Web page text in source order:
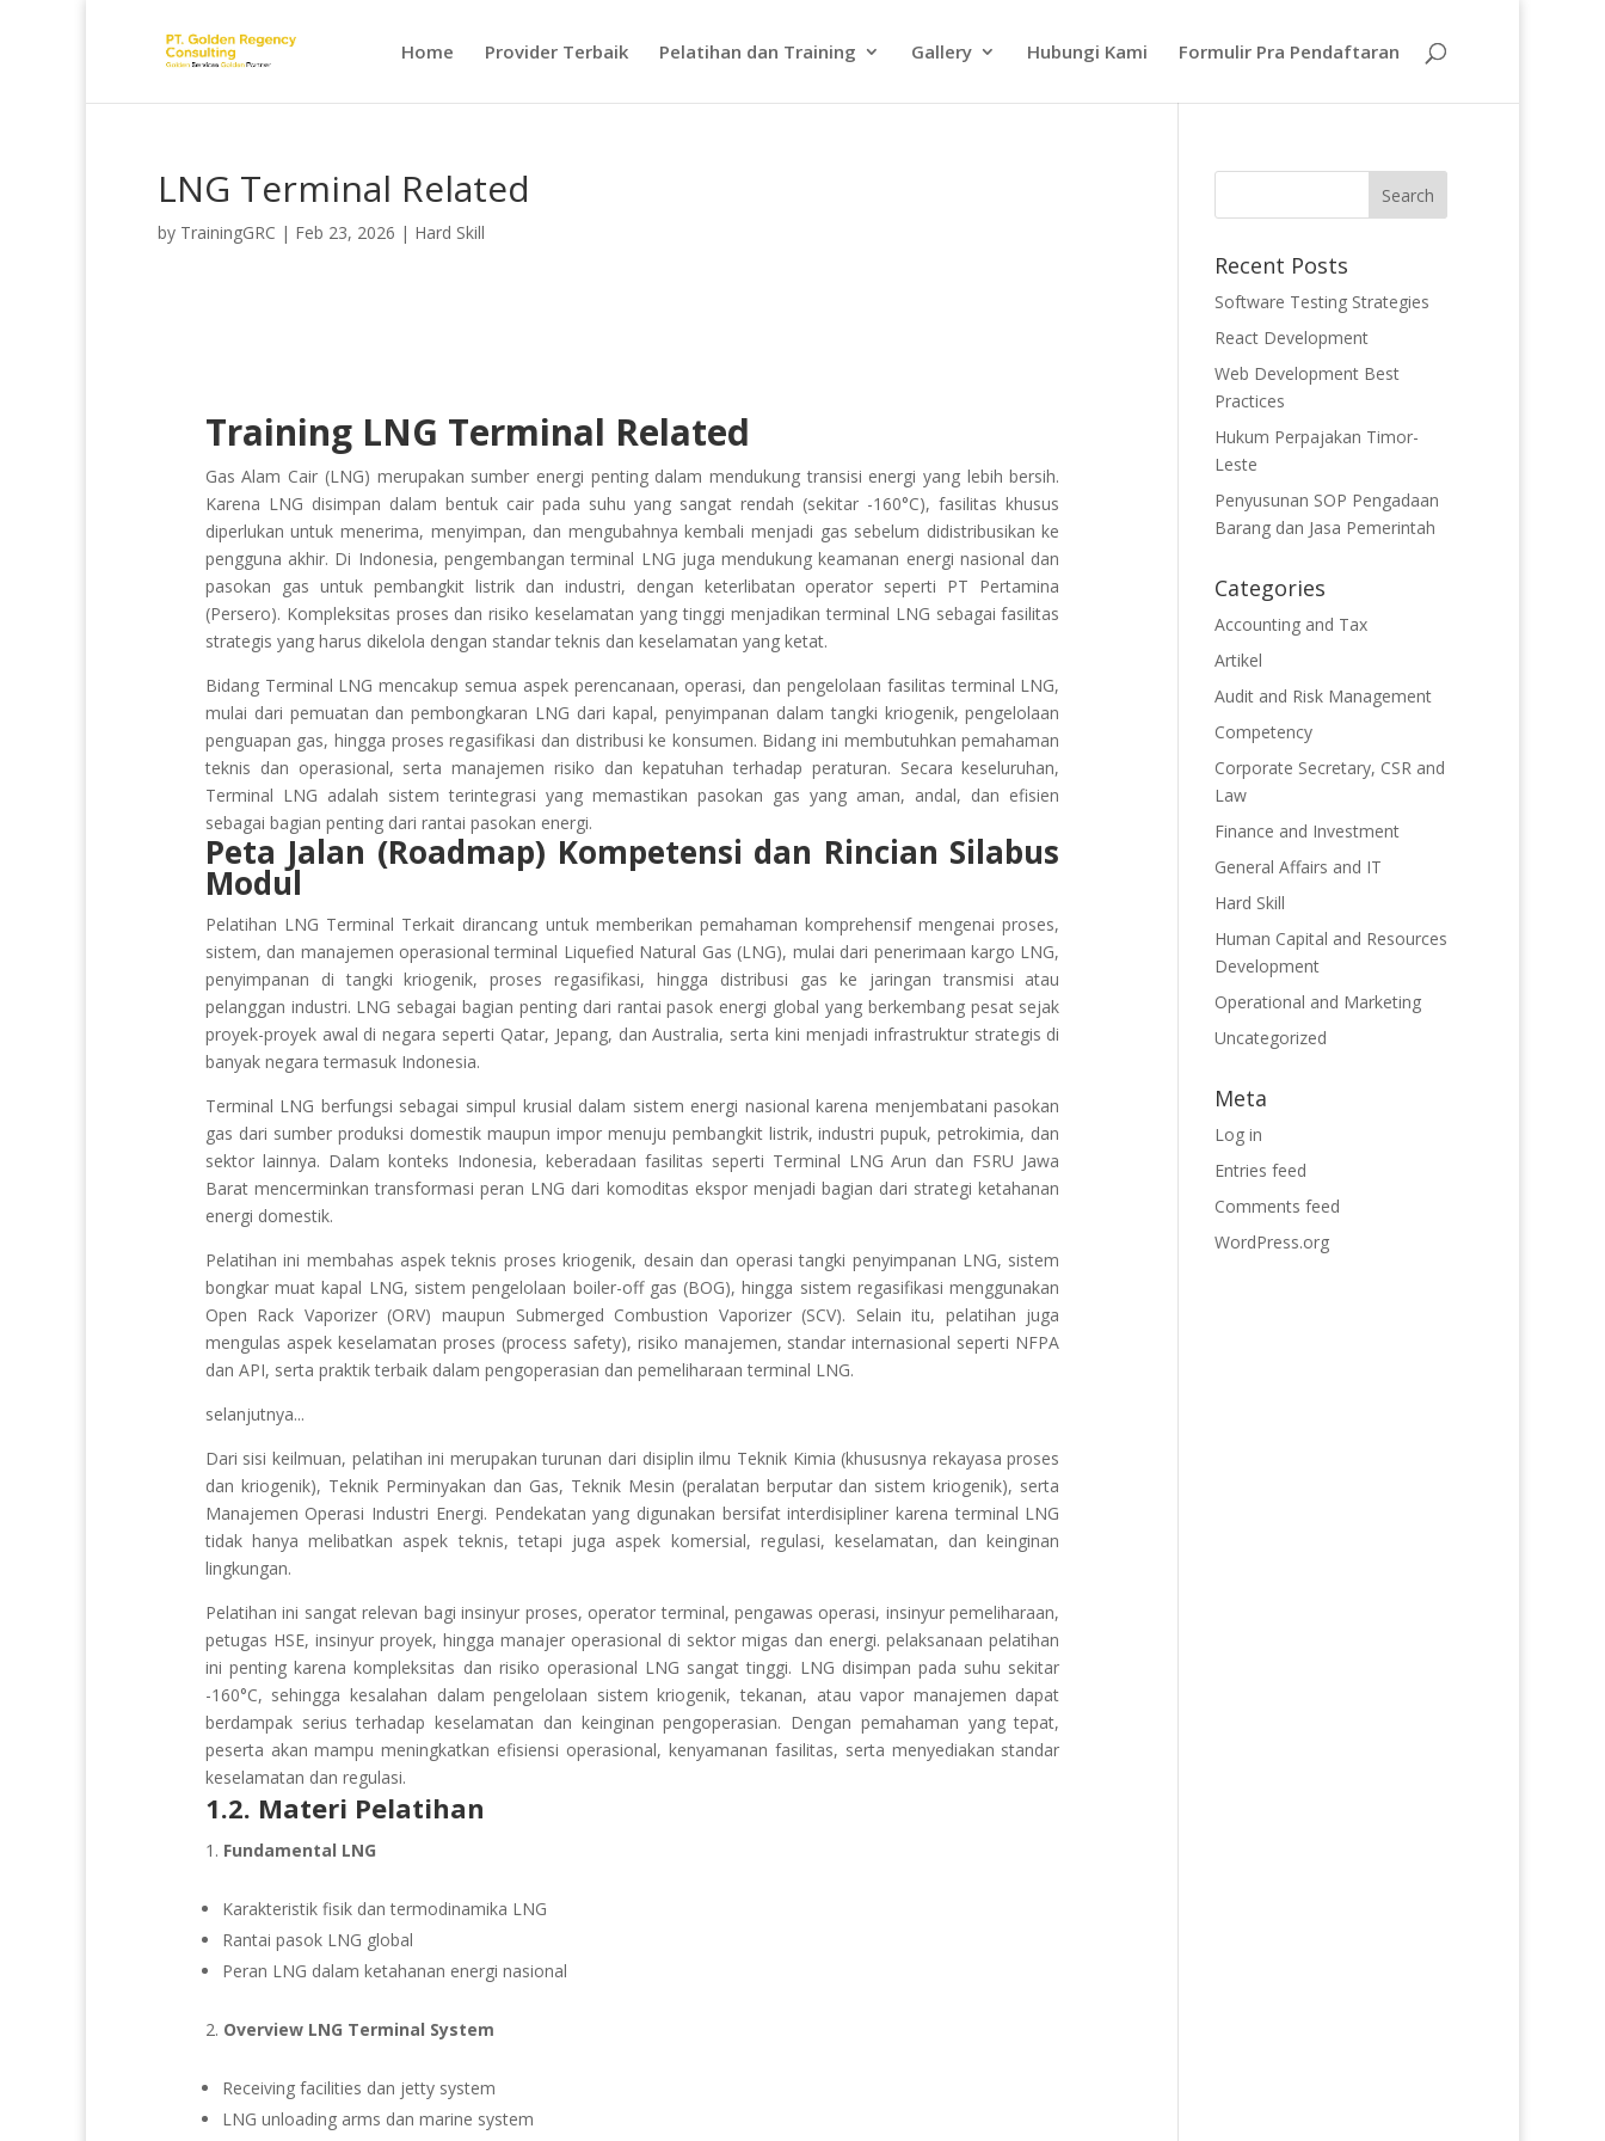
Home Provider Terbaik Pelatihan dan Training Gallery Hubungi Kami Formulir Pra Pendaftaran
LNG Terminal Related
by TrainingGRC | Feb 23, 2026 | Hard Skill
Training LNG Terminal Related
Gas Alam Cair (LNG) merupakan sumber energi penting dalam mendukung transisi energi yang lebih bersih.
Karena LNG disimpan dalam bentuk cair pada suhu yang sangat rendah (sekitar -160°C), fasilitas khusus
diperlukan untuk menerima, menyimpan, dan mengubahnya kembali menjadi gas sebelum didistribusikan ke
pengguna akhir. Di Indonesia, pengembangan terminal LNG juga mendukung keamanan energi nasional dan
pasokan gas untuk pembangkit listrik dan industri, dengan keterlibatan operator seperti PT Pertamina
(Persero). Kompleksitas proses dan risiko keselamatan yang tinggi menjadikan terminal LNG sebagai fasilitas
strategis yang harus dikelola dengan standar teknis dan keselamatan yang ketat.
Bidang Terminal LNG mencakup semua aspek perencanaan, operasi, dan pengelolaan fasilitas terminal LNG,
mulai dari pemuatan dan pembongkaran LNG dari kapal, penyimpanan dalam tangki kriogenik, pengelolaan
penguapan gas, hingga proses regasifikasi dan distribusi ke konsumen. Bidang ini membutuhkan pemahaman
teknis dan operasional, serta manajemen risiko dan kepatuhan terhadap peraturan. Secara keseluruhan,
Terminal LNG adalah sistem terintegrasi yang memastikan pasokan gas yang aman, andal, dan efisien
sebagai bagian penting dari rantai pasokan energi.
Peta Jalan (Roadmap) Kompetensi dan Rincian Silabus
Modul
Pelatihan LNG Terminal Terkait dirancang untuk memberikan pemahaman komprehensif mengenai proses,
sistem, dan manajemen operasional terminal Liquefied Natural Gas (LNG), mulai dari penerimaan kargo LNG,
penyimpanan di tangki kriogenik, proses regasifikasi, hingga distribusi gas ke jaringan transmisi atau
pelanggan industri. LNG sebagai bagian penting dari rantai pasok energi global yang berkembang pesat sejak
proyek-proyek awal di negara seperti Qatar, Jepang, dan Australia, serta kini menjadi infrastruktur strategis di
banyak negara termasuk Indonesia.
Terminal LNG berfungsi sebagai simpul krusial dalam sistem energi nasional karena menjembatani pasokan
gas dari sumber produksi domestik maupun impor menuju pembangkit listrik, industri pupuk, petrokimia, dan
sektor lainnya. Dalam konteks Indonesia, keberadaan fasilitas seperti Terminal LNG Arun dan FSRU Jawa
Barat mencerminkan transformasi peran LNG dari komoditas ekspor menjadi bagian dari strategi ketahanan
energi domestik.
Pelatihan ini membahas aspek teknis proses kriogenik, desain dan operasi tangki penyimpanan LNG, sistem
bongkar muat kapal LNG, sistem pengelolaan boiler-off gas (BOG), hingga sistem regasifikasi menggunakan
Open Rack Vaporizer (ORV) maupun Submerged Combustion Vaporizer (SCV). Selain itu, pelatihan juga
mengulas aspek keselamatan proses (process safety), risiko manajemen, standar internasional seperti NFPA
dan API, serta praktik terbaik dalam pengoperasian dan pemeliharaan terminal LNG.
selanjutnya...
Dari sisi keilmuan, pelatihan ini merupakan turunan dari disiplin ilmu Teknik Kimia (khususnya rekayasa proses
dan kriogenik), Teknik Perminyakan dan Gas, Teknik Mesin (peralatan berputar dan sistem kriogenik), serta
Manajemen Operasi Industri Energi. Pendekatan yang digunakan bersifat interdisipliner karena terminal LNG
tidak hanya melibatkan aspek teknis, tetapi juga aspek komersial, regulasi, keselamatan, dan keinginan
lingkungan.
Pelatihan ini sangat relevan bagi insinyur proses, operator terminal, pengawas operasi, insinyur pemeliharaan,
petugas HSE, insinyur proyek, hingga manajer operasional di sektor migas dan energi. pelaksanaan pelatihan
ini penting karena kompleksitas dan risiko operasional LNG sangat tinggi. LNG disimpan pada suhu sekitar
-160°C, sehingga kesalahan dalam pengelolaan sistem kriogenik, tekanan, atau vapor manajemen dapat
berdampak serius terhadap keselamatan dan keinginan pengoperasian. Dengan pemahaman yang tepat,
peserta akan mampu meningkatkan efisiensi operasional, kenyamanan fasilitas, serta menyediakan standar
keselamatan dan regulasi.
1.2. Materi Pelatihan
Fundamental LNG
Karakteristik fisik dan termodinamika LNG
Rantai pasok LNG global
Peran LNG dalam ketahanan energi nasional
Overview LNG Terminal System
Receiving facilities dan jetty system
LNG unloading arms dan marine system
Recent Posts
Software Testing Strategies
React Development
Web Development Best
Practices
Hukum Perpajakan Timor-
Leste
Penyusunan SOP Pengadaan
Barang dan Jasa Pemerintah
Categories
Accounting and Tax
Artikel
Audit and Risk Management
Competency
Corporate Secretary, CSR and
Law
Finance and Investment
General Affairs and IT
Hard Skill
Human Capital and Resources
Development
Operational and Marketing
Uncategorized
Meta
Log in
Entries feed
Comments feed
WordPress.org